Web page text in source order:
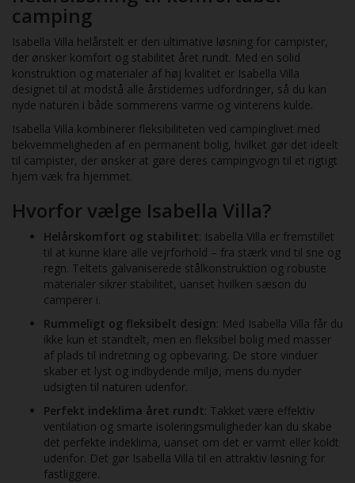
camping
Isabella Villa helårstelt er den ultimative løsning for campister,
der ønsker komfort og stabilitet året rundt. Med en solid
konstruktion og materialer af høj kvalitet er Isabella Villa
designet til at modstå alle årstidernes udfordringer, så du kan
nyde naturen i både sommerens varme og vinterens kulde.
Isabella Villa kombinerer fleksibiliteten ved campinglivet med
bekvemmeligheden af en permanent bolig, hvilket gør det ideelt
til campister, der ønsker at gøre deres campingvogn til et rigtigt
hjem væk fra hjemmet.
Hvorfor vælge Isabella Villa?
Helårskomfort og stabilitet: Isabella Villa er fremstillet
til at kunne klare alle vejrforhold – fra stærk vind til sne og
regn. Teltets galvaniserede stålkonstruktion og robuste
materialer sikrer stabilitet, uanset hvilken sæson du
camperer i.
Rummeligt og fleksibelt design: Med Isabella Villa får du
ikke kun et standtelt, men en fleksibel bolig med masser
af plads til indretning og opbevaring. De store vinduer
skaber et lyst og indbydende miljø, mens du nyder
udsigten til naturen udenfor.
Perfekt indeklima året rundt: Takket være effektiv
ventilation og smarte isoleringsmuligheder kan du skabe
det perfekte indeklima, uanset om det er varmt eller koldt
udenfor. Det gør Isabella Villa til en attraktiv løsning for
fastliggere.